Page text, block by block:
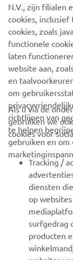
N.V., zijn filialen
cookies,
cookies, zoals
functionele
laten
website aan,
en
om
richtlijnen van
te helpen
gebruiken en om
Als u via de
gebruiken we
cookies voor
Tracking /
diensten
op
surfgedrag
producten